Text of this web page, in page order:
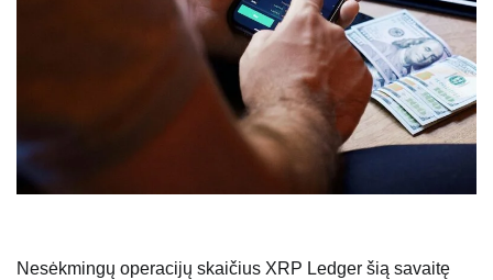
Nesėkmingų operacijų skaičius XRP Ledger šią savaitę